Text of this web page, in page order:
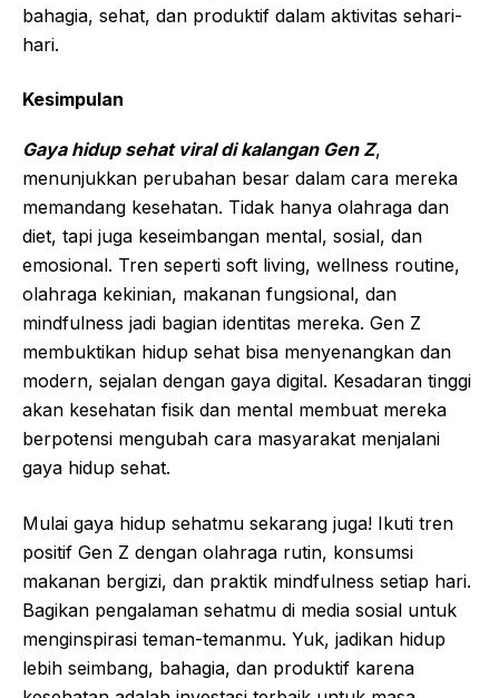
bahagia, sehat, dan produktif dalam aktivitas sehari-
hari.
Kesimpulan
Gaya hidup sehat viral di kalangan Gen Z,
menunjukkan perubahan besar dalam cara mereka
memandang kesehatan. Tidak hanya olahraga dan
diet, tapi juga keseimbangan mental, sosial, dan
emosional. Tren seperti soft living, wellness routine,
olahraga kekinian, makanan fungsional, dan
mindfulness jadi bagian identitas mereka. Gen Z
membuktikan hidup sehat bisa menyenangkan dan
modern, sejalan dengan gaya digital. Kesadaran tinggi
akan kesehatan fisik dan mental membuat mereka
berpotensi mengubah cara masyarakat menjalani
gaya hidup sehat.
Mulai gaya hidup sehatmu sekarang juga! Ikuti tren
positif Gen Z dengan olahraga rutin, konsumsi
makanan bergizi, dan praktik mindfulness setiap hari.
Bagikan pengalaman sehatmu di media sosial untuk
menginspirasi teman-temanmu. Yuk, jadikan hidup
lebih seimbang, bahagia, dan produktif karena